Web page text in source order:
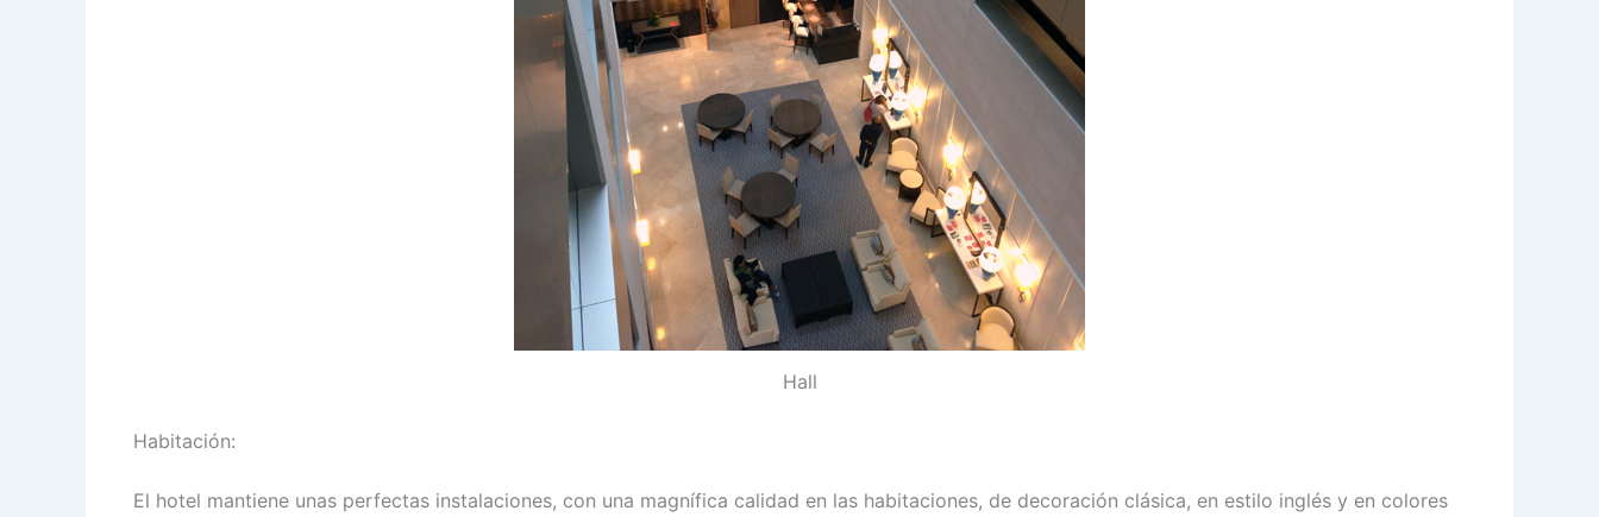
Hall
Habitación:
El hotel mantiene unas perfectas instalaciones, con una magnífica calidad en las habitaciones, de decoración clásica, en estilo inglés y en colores